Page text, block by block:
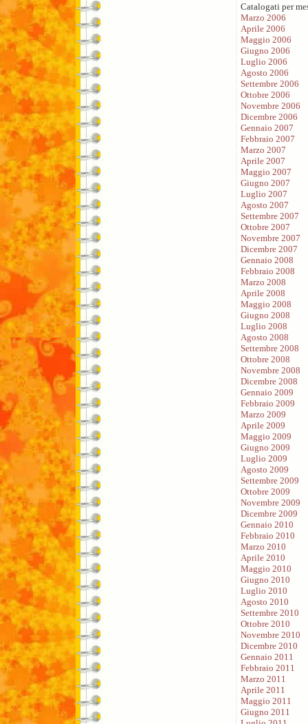
Catalogati per
Marzo 2006
Aprile 2006
Maggio 2006
Giugno 2006
Luglio 2006
Agosto 2006
Settembre 2006
Ottobre 2006
Novembre 2006
Dicembre 2006
Gennaio 2007
Febbraio 2007
Marzo 2007
Aprile 2007
Maggio 2007
Giugno 2007
Luglio 2007
Agosto 2007
Settembre 2007
Ottobre 2007
Novembre 2007
Dicembre 2007
Gennaio 2008
Febbraio 2008
Marzo 2008
Aprile 2008
Maggio 2008
Giugno 2008
Luglio 2008
Agosto 2008
Settembre 2008
Ottobre 2008
Novembre 2008
Dicembre 2008
Gennaio 2009
Febbraio 2009
Marzo 2009
Aprile 2009
Maggio 2009
Giugno 2009
Luglio 2009
Agosto 2009
Settembre 2009
Ottobre 2009
Novembre 2009
Dicembre 2009
Gennaio 2010
Febbraio 2010
Marzo 2010
Aprile 2010
Maggio 2010
Giugno 2010
Luglio 2010
Agosto 2010
Settembre 2010
Ottobre 2010
Novembre 2010
Dicembre 2010
Gennaio 2011
Febbraio 2011
Marzo 2011
Aprile 2011
Maggio 2011
Giugno 2011